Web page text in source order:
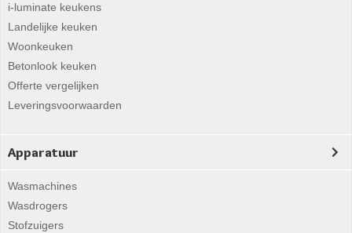
i-luminate keukens
Landelijke keuken
Woonkeuken
Betonlook keuken
Offerte vergelijken
Leveringsvoorwaarden
Apparatuur
Wasmachines
Wasdrogers
Stofzuigers